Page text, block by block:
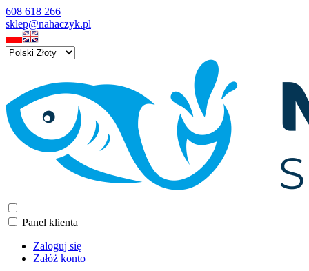
608 618 266
sklep@nahaczyk.pl
Panel klienta
Zaloguj się
Załóż konto